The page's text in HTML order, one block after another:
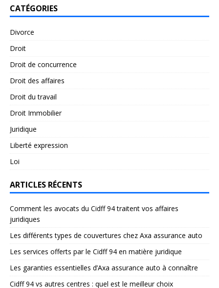
CATÉGORIES
Divorce
Droit
Droit de concurrence
Droit des affaires
Droit du travail
Droit Immobilier
Juridique
Liberté expression
Loi
ARTICLES RÉCENTS
Comment les avocats du Cidff 94 traitent vos affaires
juridiques
Les différents types de couvertures chez Axa assurance auto
Les services offerts par le Cidff 94 en matière juridique
Les garanties essentielles d’Axa assurance auto à connaître
Cidff 94 vs autres centres : quel est le meilleur choix